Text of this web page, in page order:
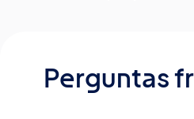
Perguntas